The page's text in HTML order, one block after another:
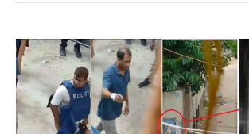
তাজকে
যা
বলেছিলেন
হাসিনা